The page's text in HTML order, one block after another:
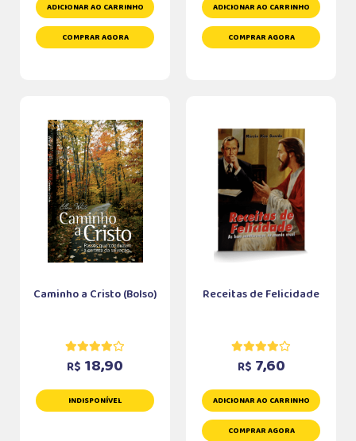
ADICIONAR AO CARRINHO
COMPRAR AGORA
ADICIONAR AO CARRINHO
COMPRAR AGORA
Caminho a Cristo (Bolso)
R$ 18,90
INDISPONÍVEL
Receitas de Felicidade
R$ 7,60
ADICIONAR AO CARRINHO
COMPRAR AGORA